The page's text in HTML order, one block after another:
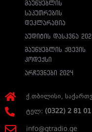
მაუწყებლის
საკუთრების
დეკლარაცია
აუდიტის დასკვნა
მაუწყებლის ქცევის
კოდექსი
არჩევნები 2024
ქ.თბილისი,
ტელ: (0322) 2 81
info@gtradio.ge